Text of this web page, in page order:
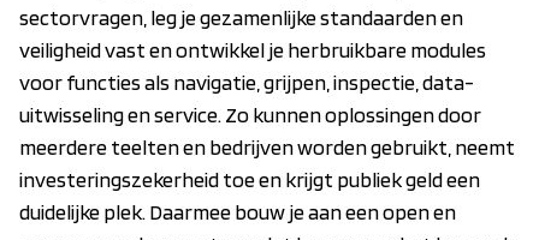
sectorvragen, leg je gezamenlijke standaarden en
veiligheid vast en ontwikkel je herbruikbare modules
voor functies als navigatie, grijpen, inspectie, data-
uitwisseling en service. Zo kunnen oplossingen door
meerdere teelten en bedrijven worden gebruikt, neemt
investeringszekerheid toe en krijgt publiek geld een
duidelijke plek. Daarmee bouw je aan een open en